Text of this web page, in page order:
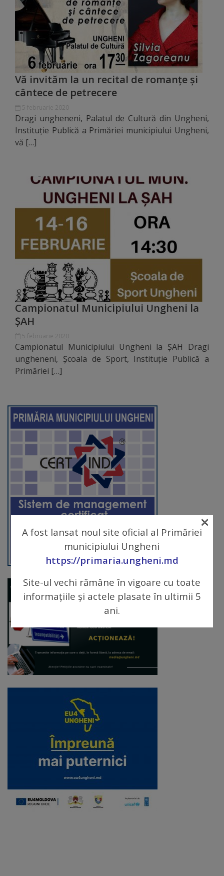
Distincții
Cetățeni
de
onoare
ai
titlului
pentru
Ungheni”
Diplome
de
Excelență
Ungheniul
turistic
turistice
Sculpturi
sculpturilor)
Monumente
arhitecturale
Personalități
marcante
Sportivi
performanță
Orașul
imagini
Galerie
video
Administrație
Primărie
Primar
Vă invităm la un recital de romanțe și
cântece de petrecere
Dragi ungheneni, Palatul de Cultură din Ungheni,
Instituție Publică a Primăriei municipiului Ungheni,
vă […]
Campionatul Municipiului Ungheni la
ȘAH
Campionatul Municipiului Ungheni la ȘAH Dragi
ungheneni, Școala de Sport, Instituție Publică a
Primăriei […]
A fost lansat noul site oficial al Primăriei
municipiului Ungheni
https://primaria.ungheni.md
Site-ul vechi rămâne în vigoare cu toate
informațiile și actele plasate în ultimii 5
ani.
×